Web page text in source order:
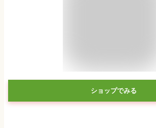
ショップでみる